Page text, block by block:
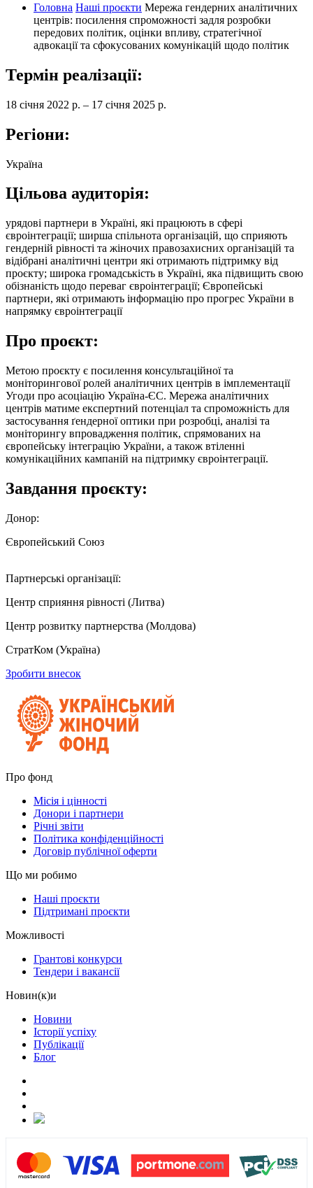
Головна Наші проєкти Мережа гендерних аналітичних
центрів: посилення спроможності задля розробки
передових політик, оцінки впливу, стратегічної
адвокації та сфокусованих комунікацій щодо політик
Термін реалізації:
18 січня 2022 р. – 17 січня 2025 р.
Регіони:
Україна
Цільова аудиторія:
урядові партнери в Україні, які працюють в сфері
євроінтеграції; ширша спільнота організацій, що сприяють
гендерній рівності та жіночих правозахисних організацій та
відібрані аналітичні центри які отримають підтримку від
проєкту; широка громадськість в Україні, яка підвищить свою
обізнаність щодо переваг євроінтеграції; Європейські
партнери, які отримають інформацію про прогрес України в
напрямку євроінтеграції
Про проєкт:
Метою проєкту є посилення консультаційної та
моніторингової ролей аналітичних центрів в імплементації
Угоди про асоціацію Україна-ЄС. Мережа аналітичних
центрів матиме експертний потенціал та спроможність для
застосування ґендерної оптики при розробці, аналізі та
моніторингу впровадження політик, спрямованих на
європейську інтеграцію України, а також втіленні
комунікаційних кампаній на підтримку євроінтеграції.
Завдання проєкту:
Донор:
Європейський Союз
Партнерські організації:
Центр сприяння рівності (Литва)
Центр розвитку партнерства (Молдова)
СтратКом (Україна)
Зробити внесок
Про фонд
Місія і цінності
Донори і партнери
Річні звіти
Політика конфіденційності
Договір публічної оферти
Що ми робимо
Наші проєкти
Підтримані проєкти
Можливості
Грантові конкурси
Тендери і вакансії
Новин(к)и
Новини
Історії успіху
Публікації
Блог